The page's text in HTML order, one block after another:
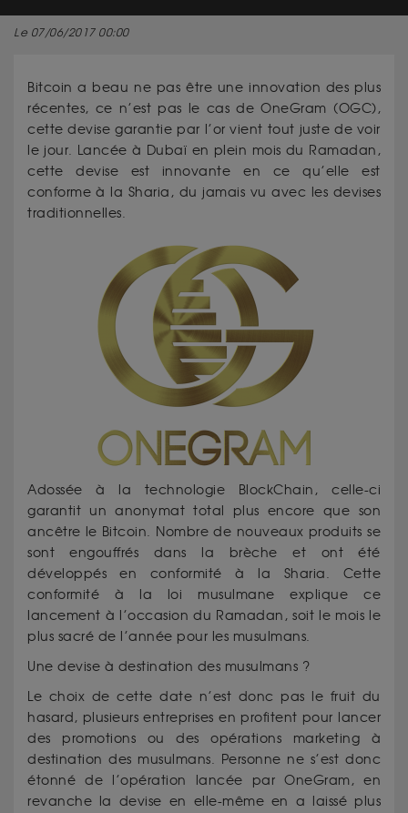
Le 07/06/2017 00:00
Bitcoin a beau ne pas être une innovation des plus
récentes, ce n’est pas le cas de OneGram (OGC),
cette devise garantie par l’or vient tout juste de voir
le jour. Lancée à Dubaï en plein mois du Ramadan,
cette devise est innovante en ce qu’elle est
conforme à la Sharia, du jamais vu avec les devises
traditionnelles.
Adossée à la technologie BlockChain, celle-ci
garantit un anonymat total plus encore que son
ancêtre le Bitcoin. Nombre de nouveaux produits se
sont engouffrés dans la brèche et ont été
développés en conformité à la Sharia. Cette
conformité à la loi musulmane explique ce
lancement à l’occasion du Ramadan, soit le mois le
plus sacré de l’année pour les musulmans.
Une devise à destination des musulmans ?
Le choix de cette date n’est donc pas le fruit du
hasard, plusieurs entreprises en profitent pour lancer
des promotions ou des opérations marketing à
destination des musulmans. Personne ne s’est donc
étonné de l’opération lancée par OneGram, en
revanche la devise en elle-même en a laissé plus